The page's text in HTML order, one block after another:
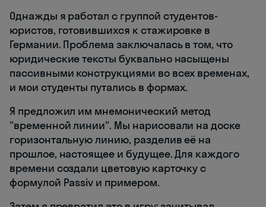
Однажды я работал с группой студентов-
юристов, готовившихся к стажировке в
Германии. Проблема заключалась в том, что
юридические тексты буквально насыщены
пассивными конструкциями во всех временах,
и мои студенты путались в формах.
Я предложил им мнемонический метод
"временной линии". Мы нарисовали на доске
горизонтальную линию, разделив её на
прошлое, настоящее и будущее. Для каждого
времени создали цветовую карточку с
формулой Passiv и примером.